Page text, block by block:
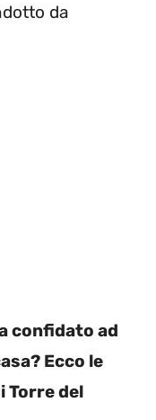
da
confidato ad
Ecco le
Torre del